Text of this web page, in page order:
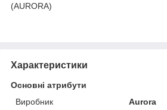
(AURORA)
Характеристики
Основні атрибути
Виробник
Aurora